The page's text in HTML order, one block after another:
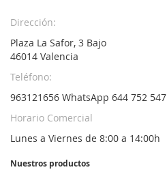
Dirección:
Plaza La Safor, 3 Bajo
46014 Valencia
Teléfono:
963121656 WhatsApp 644 752 547
Horario Comercial
Lunes a Viernes de 8:00 a 14:00h
Nuestros productos